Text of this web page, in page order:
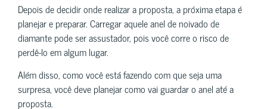
Depois de decidir onde realizar a proposta, a próxima etapa é
planejar e preparar. Carregar aquele anel de noivado de
diamante pode ser assustador, pois você corre o risco de
perdê-lo em algum lugar.
Além disso, como você está fazendo com que seja uma
surpresa, você deve planejar como vai guardar o anel até a
proposta.